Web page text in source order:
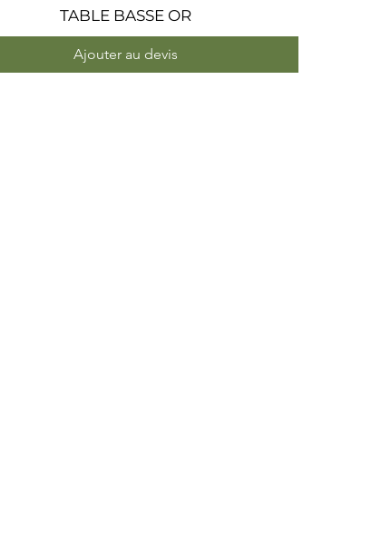
Aperçu rapide
TABLE BASSE OR
Ajouter au devis